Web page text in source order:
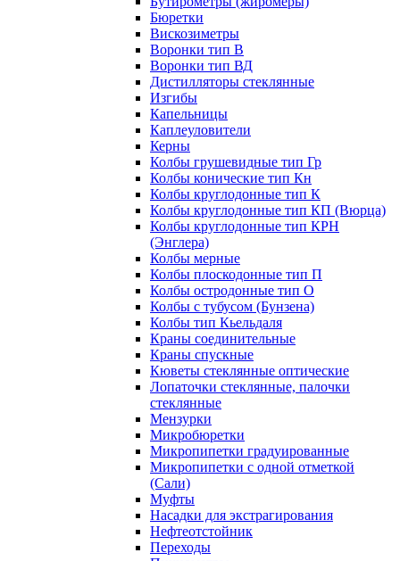
Бюретки
Вискозиметры
Воронки тип В
Воронки тип ВД
Дистилляторы стеклянные
Изгибы
Капельницы
Каплеуловители
Керны
Колбы грушевидные тип Гр
Колбы конические тип Кн
Колбы круглодонные тип К
Колбы круглодонные тип КП (Вюрца)
Колбы круглодонные тип КРН
(Энглера)
Колбы мерные
Колбы плоскодонные тип П
Колбы остродонные тип О
Колбы с тубусом (Бунзена)
Колбы тип Кьельдаля
Краны соединительные
Краны спускные
Кюветы стеклянные оптические
Лопаточки стеклянные, палочки
стеклянные
Мензурки
Микробюретки
Микропипетки градуированные
Микропипетки с одной отметкой
(Сали)
Муфты
Насадки для экстрагирования
Нефтеотстойник
Переходы